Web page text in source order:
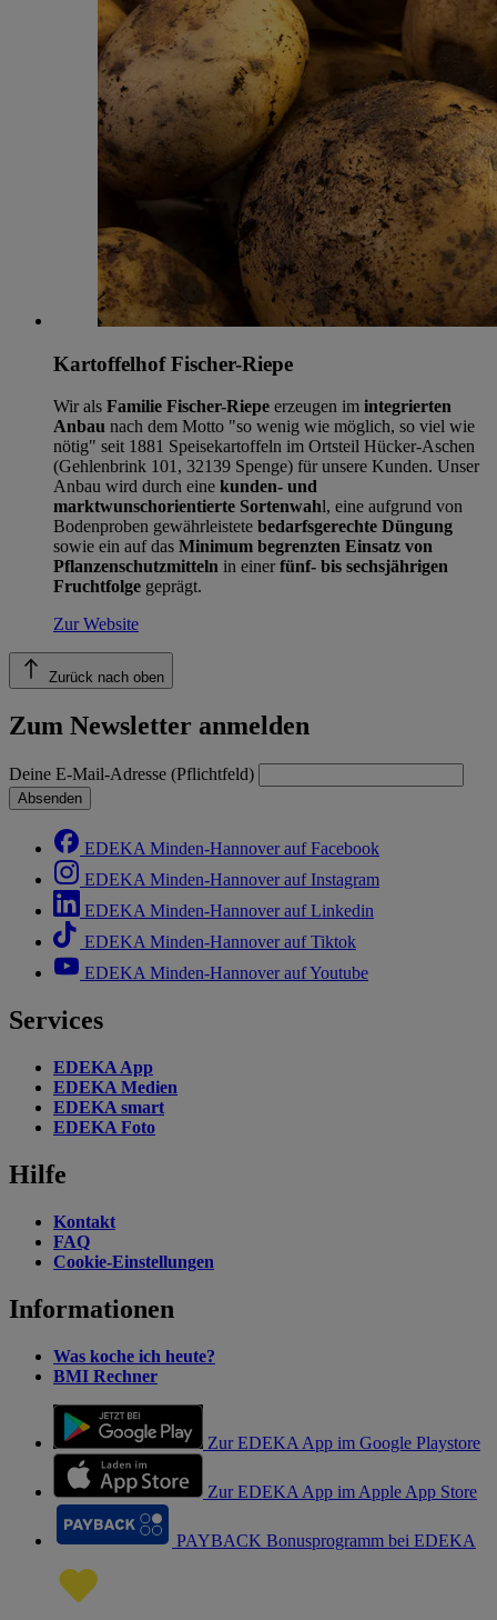
Kartoffelhof Fischer-Riepe
Wir als Familie Fischer-Riepe erzeugen im integrierten
Anbau nach dem Motto "so wenig wie möglich, so viel wie
nötig" seit 1881 Speisekartoffeln im Ortsteil Hücker-Aschen
(Gehlenbrink 101, 32139 Spenge) für unsere Kunden. Unser
Anbau wird durch eine kunden- und
marktwunschorientierte Sortenwahl, eine aufgrund von
Bodenproben gewährleistete bedarfsgerechte Düngung
sowie ein auf das Minimum begrenzten Einsatz von
Pflanzenschutzmitteln in einer fünf- bis sechsjährigen
Fruchtfolge geprägt.
Zur Website
Zurück nach oben
Zum Newsletter anmelden
Deine E-Mail-Adresse (Pflichtfeld)
Absenden
EDEKA Minden-Hannover auf Facebook
EDEKA Minden-Hannover auf Instagram
EDEKA Minden-Hannover auf Linkedin
EDEKA Minden-Hannover auf Tiktok
EDEKA Minden-Hannover auf Youtube
Services
EDEKA App
EDEKA Medien
EDEKA smart
EDEKA Foto
Hilfe
Kontakt
FAQ
Cookie-Einstellungen
Informationen
Was koche ich heute?
BMI Rechner
Zur EDEKA App im Google Playstore
Zur EDEKA App im Apple App Store
PAYBACK Bonusprogramm bei EDEKA